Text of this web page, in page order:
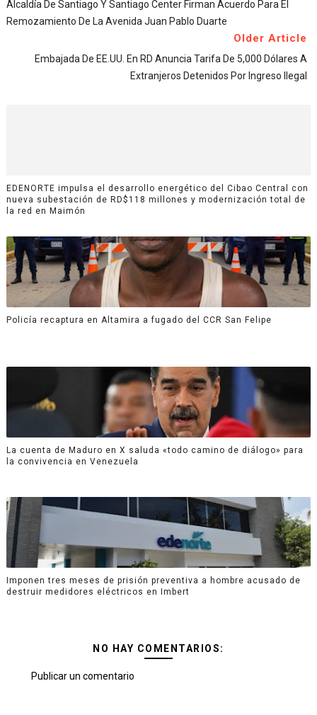
Alcaldía De Santiago Y Santiago Center Firman Acuerdo Para El
Remozamiento De La Avenida Juan Pablo Duarte
Older Article
Embajada De EE.UU. En RD Anuncia Tarifa De 5,000 Dólares A
Extranjeros Detenidos Por Ingreso Ilegal
EDENORTE impulsa el desarrollo energético del Cibao Central con
nueva subestación de RD$118 millones y modernización total de
la red en Maimón
Policía recaptura en Altamira a fugado del CCR San Felipe
La cuenta de Maduro en X saluda «todo camino de diálogo» para
la convivencia en Venezuela
Imponen tres meses de prisión preventiva a hombre acusado de
destruir medidores eléctricos en Imbert
NO HAY COMENTARIOS:
Publicar un comentario